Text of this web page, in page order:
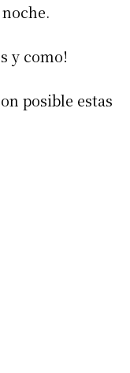
y como!
posible estas